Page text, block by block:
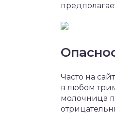
Часто на
в любом
молочница